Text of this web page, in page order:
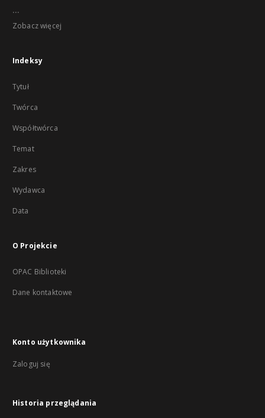
...
Zobacz więcej
Indeksy
Tytuł
Twórca
Współtwórca
Temat
Zakres
Wydawca
Data
O Projekcie
OPAC Biblioteki
Dane kontaktowe
Konto użytkownika
Zaloguj się
Historia przeglądania